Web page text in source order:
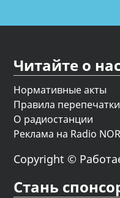
Читайте о
Нормативные акты
Правила перепечатки
О радиостанции
Реклама на Radio NOR
Copyright ©
Стань